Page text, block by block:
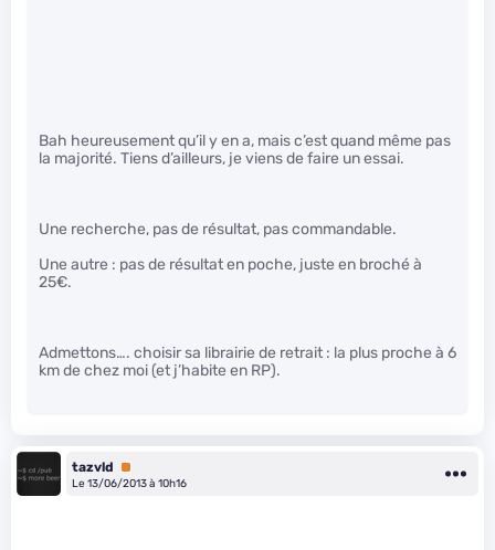
Bah heureusement qu’il y en a, mais c’est quand même pas
la majorité. Tiens d’ailleurs, je viens de faire un essai.
Une recherche, pas de résultat, pas commandable.
Une autre : pas de résultat en poche, juste en broché à
25€.
Admettons…. choisir sa librairie de retrait : la plus proche à 6
km de chez moi (et j’habite en RP).
tazvld
Premium
Le 13/06/2013 à 10h16